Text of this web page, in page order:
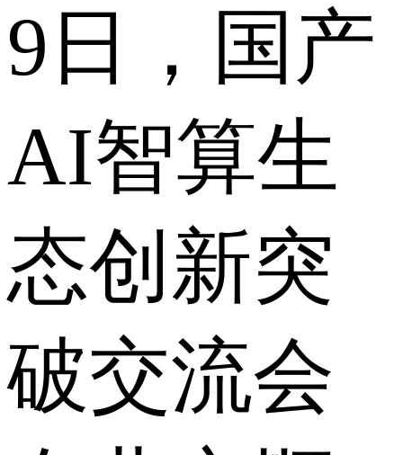
9日，国产
AI智算生
态创新突
破交流会